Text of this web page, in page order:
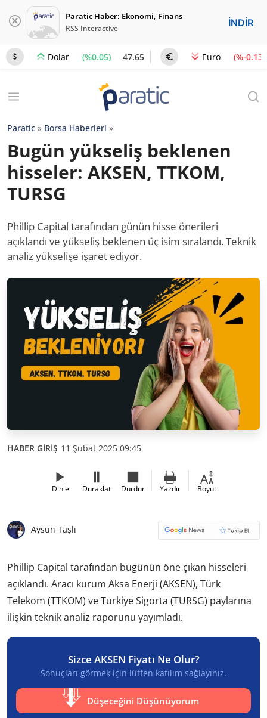
Paratic Haber: Ekonomi, Finans
RSS Interactive İNDİR
Dolar (%0.05) 47.65 Euro (%-0.13)
Paratic » Borsa Haberleri »
Bugün yükseliş beklenen
hisseler: AKSEN, TTKOM,
TURSG
Phillip Capital tarafından günün hisse önerileri
açıklandı ve yükseliş beklenen üç isim sıralandı. Teknik
analiz yükselişe işaret ediyor.
HABER GİRİŞ 11 Şubat 2025 09:45
Dinle Duraklat Durdur Yazdır Boyut
Aysun Taşlı
Phillip Capital tarafından bugünün öne çıkan hisseleri
açıklandı. Aracı kurum Aksa Enerji (AKSEN), Türk
Telekom (TTKOM) ve Türkiye Sigorta (TURSG) paylarına
ilişkin teknik analiz raporunu yayımladı.
Sizce AKSEN Fiyatı Ne Olur?
Sonuçları görmek için lütfen katılım sağlayınız.
Düşeceğini Düşünüyorum